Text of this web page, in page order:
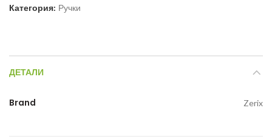
Категория: Ручки
ДЕТАЛИ
Brand Zerix